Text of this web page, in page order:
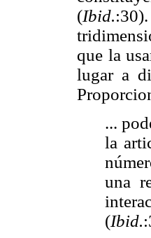
(Ibid.
que la
lugar a
...
la
una
(Ibid.